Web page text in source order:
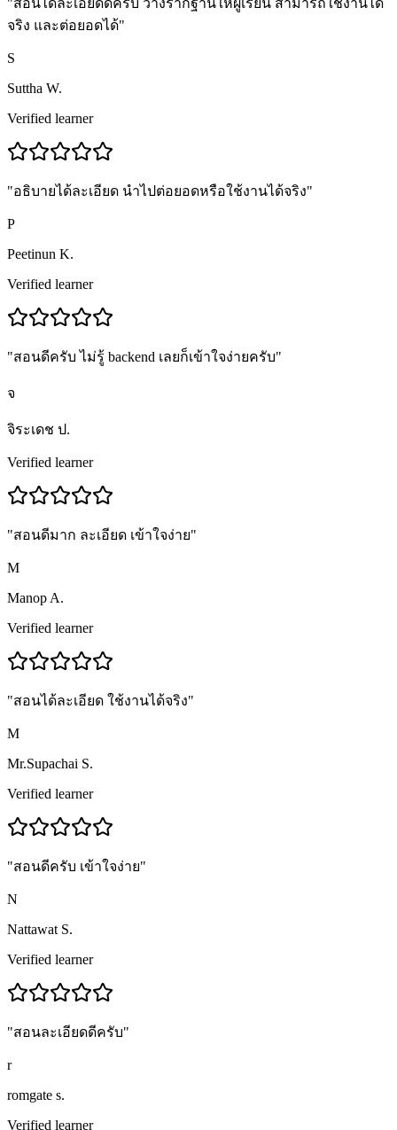
"สอนได้ละเอียดดีครับ วางรากฐานให้ผู้เรียน สามารถใช้งานได้
จริง และต่อยอดได้"
S
Suttha W.
Verified learner
"อธิบายได้ละเอียด นำไปต่อยอดหรือใช้งานได้จริง"
P
Peetinun K.
Verified learner
"สอนดีครับ ไม่รู้ backend เลยก็เข้าใจง่ายครับ"
จ
จิระเดช ป.
Verified learner
"สอนดีมาก ละเอียด เข้าใจง่าย"
M
Manop A.
Verified learner
"สอนได้ละเอียด ใช้งานได้จริง"
M
Mr.Supachai S.
Verified learner
"สอนดีครับ เข้าใจง่าย"
N
Nattawat S.
Verified learner
"สอนละเอียดดีครับ"
r
romgate s.
Verified learner